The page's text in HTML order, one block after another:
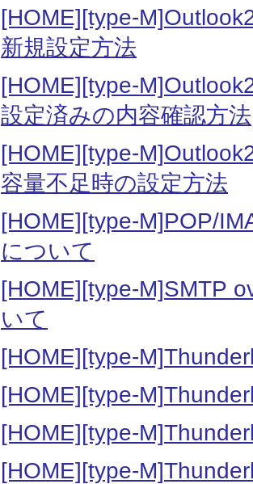
[HOME][type-
新規設定方法
[HOME][type-
設定済みの内容確認方法
[HOME][type-
容量不足時の設定方法
[HOME][type-M]POP/
について
[HOME][type-M]SMTP
いて
[HOME][type-
[HOME][type-
[HOME][type-
[HOME][type-